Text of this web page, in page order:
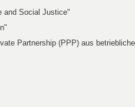
and Social Justice"
Partnership (PPP) aus